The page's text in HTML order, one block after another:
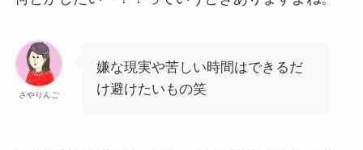
さやりんご
嫌な現実や苦しい時間はできるだ
け避けたいもの笑